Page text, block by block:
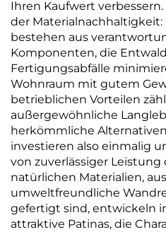
Ihren Kaufwert
der Materialnachhaltigkeit:
bestehen aus
Komponenten, die
Fertigungsabfälle
Wohnraum mit gutem
betrieblichen Vorteilen
außergewöhnliche
herkömmliche
investieren also einmalig
von zuverlässiger Leistung
natürlichen Materialien,
umweltfreundliche
gefertigt sind, entwickeln
attraktive Patinas, die